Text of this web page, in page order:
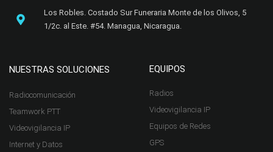
Los Robles. Costado Sur Funeraria Monte de los Olivos, 5
1/2c. al Este. #54. Managua, Nicaragua.​
NUESTRAS SOLUCIONES
Radiocomunicación
Teamwork PTT
Videovigilancia IP
Internet y Datos
EQUIPOS
Radios
Videovigilancia IP
Equipos de Redes
GPS